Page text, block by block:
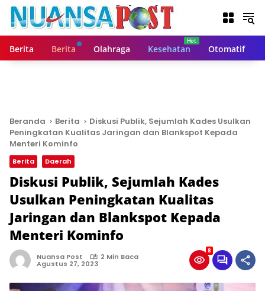
Berita Berita Olahraga Kesehatan Otomatif
Beranda Berita
Diskusi Publik, Sejumlah Kades Usulkan
Peningkatan Kualitas Jaringan dan Blankspot Kepada
Menteri Kominfo
Berita Daerah
Diskusi Publik, Sejumlah Kades
Usulkan Peningkatan Kualitas
Jaringan dan Blankspot Kepada
Menteri Kominfo
Nuansa Post 2 Min Baca
Agustus 27, 2023
8